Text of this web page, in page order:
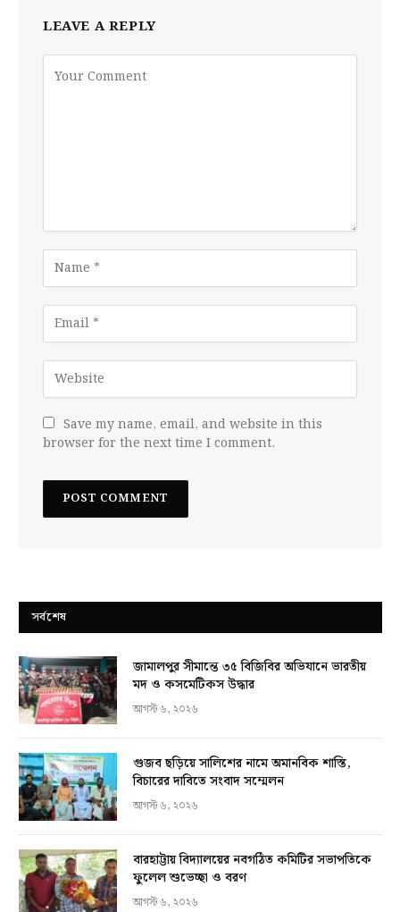
LEAVE A REPLY
Save my name, email, and website in this
browser for the next time I comment.
সর্বশেষ
জামালপুর সীমান্তে ৩৫ বিজিবির অভিযানে ভারতীয়
মদ ও কসমেটিকস উদ্ধার
আগস্ট ৬, ২০২৬
গুজব ছড়িয়ে সালিশের নামে অমানবিক শাস্তি,
বিচারের দাবিতে সংবাদ সম্মেলন
আগস্ট ৬, ২০২৬
বারহাট্টায় বিদ্যালয়ের নবগঠিত কমিটির সভাপতিকে
ফুলেল শুভেচ্ছা ও বরণ
আগস্ট ৬, ২০২৬